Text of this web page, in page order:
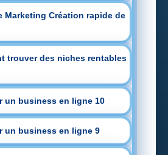
Marketing Création rapide de
trouver des niches rentables
un business en ligne 10
un business en ligne 9